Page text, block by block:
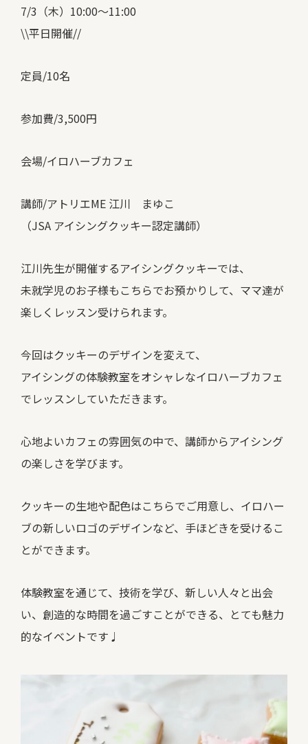
7/3（木）10:00〜11:00
\\平日開催//
定員/10名
参加費/3,500円
会場/イロハーブカフェ
講師/アトリエME 江川 まゆこ
（JSA アイシングクッキー認定講師）
江川先生が開催するアイシングクッキーでは、
未就学児のお子様もこちらでお預かりして、ママ達が
楽しくレッスン受けられます。
今回はクッキーのデザインを変えて、
アイシングの体験教室をオシャレなイロハーブカフェ
でレッスンしていただきます。
心地よいカフェの雰囲気の中で、講師からアイシング
の楽しさを学びます。
クッキーの生地や配色はこちらでご用意し、イロハー
ブの新しいロゴのデザインなど、手ほどきを受けるこ
とができます。
体験教室を通じて、技術を学び、新しい人々と出会
い、創造的な時間を過ごすことができる、とても魅力
的なイベントです♩